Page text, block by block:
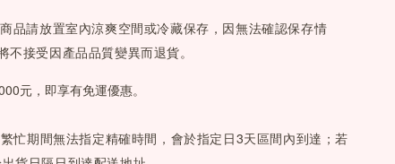
品請放置室內涼爽空間或冷藏保存，因無法確認保存情
不接受因產品品質變異而退貨。
元，即享有免運優惠。
忙期間無法指定精確時間，會於指定日3天區間內到達；若